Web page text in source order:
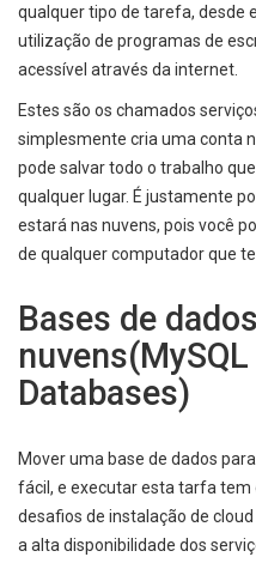
qualquer tipo de tarefa, desde
utilização de programas de
acessível através da internet.
Estes são os chamados
simplesmente cria uma conta
pode salvar todo o trabalho
qualquer lugar. É justamente
estará nas nuvens, pois você
de qualquer computador que
Bases de
nuvens(MySQL
Databases)
Mover uma base de dados
fácil, e executar esta tarfa tem
desafios de instalação de
a alta disponibilidade dos